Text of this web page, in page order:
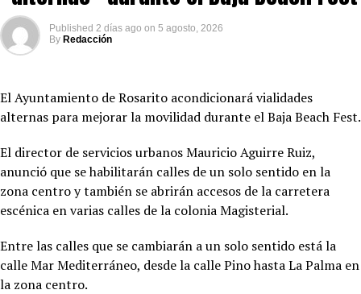
Published 2 días ago on 5 agosto, 2026
By Redacción
El Ayuntamiento de Rosarito acondicionará vialidades
alternas para mejorar la movilidad durante el Baja Beach Fest.
El director de servicios urbanos Mauricio Aguirre Ruiz,
anunció que se habilitarán calles de un solo sentido en la
zona centro y también se abrirán accesos de la carretera
escénica en varias calles de la colonia Magisterial.
Entre las calles que se cambiarán a un solo sentido está la
calle Mar Mediterráneo, desde la calle Pino hasta La Palma en
la zona centro.